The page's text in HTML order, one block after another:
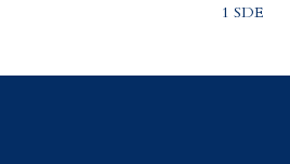
1 SDE